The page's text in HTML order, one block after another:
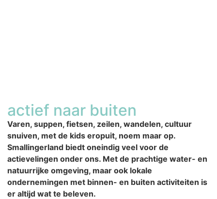
actief naar buiten
Varen, suppen, fietsen, zeilen, wandelen, cultuur
snuiven, met de kids eropuit, noem maar op.
Smallingerland biedt oneindig veel voor de
actievelingen onder ons. Met de prachtige water- en
natuurrijke omgeving, maar ook lokale
ondernemingen met binnen- en buiten activiteiten is
er altijd wat te beleven.